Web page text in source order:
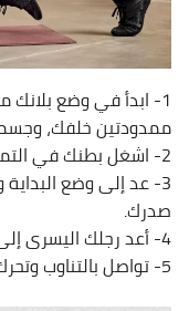
1- ابدأ في وضع
ممدودتين خلفك،
2- اشغل بطنك في التمرين ووصل ركبتك اليمنى إلى صدرك.
3- عد إلى وضع
صدرك.
4- أعد رجلك اليسرى إلى وضع البداية.
5- تواصل بالتناوب وتحرك بسرعة.